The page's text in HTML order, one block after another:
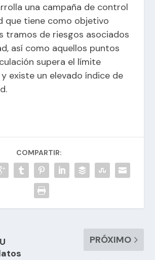
una campaña de control
que tiene como objetivo
tramos de riesgos asociados
así como aquellos puntos
supera el límite
existe un elevado índice de
COMPARTIR:
PRÓXIMO